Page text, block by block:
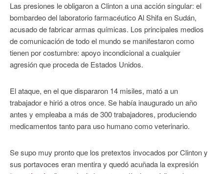
Las presiones le obligaron a Clinton a una acción singular: el
bombardeo del laboratorio farmacéutico Al Shifa en Sudán,
acusado de fabricar armas químicas. Los principales medios
de comunicación de todo el mundo se manifestaron como
tienen por costumbre: apoyo incondicional a cualquier
agresión que proceda de Estados Unidos.
El ataque, en el que dispararon 14 misiles, mató a un
trabajador e hirió a otros once. Se había inaugurado un año
antes y empleaba a más de 300 trabajadores, produciendo
medicamentos tanto para uso humano como veterinario.
Se supo muy pronto que los pretextos invocados por Clinton y
sus portavoces eran mentira y quedó acuñada la expresión